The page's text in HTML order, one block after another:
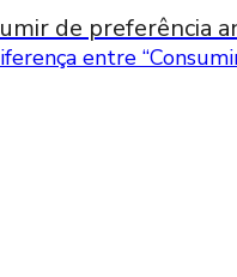
de preferência
entre